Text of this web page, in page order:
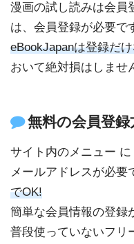
漫画の試し読みは会員
は、会員登録が必要で
eBookJapanは登録だ
おいて絶対損はしませ
無料の会員登録
サイト内のメニュー に
メールアドレスが必要
でOK!
簡単な会員情報の登録
普段使っていないフリ